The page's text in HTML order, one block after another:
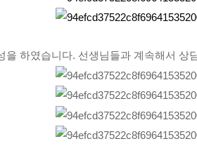
을 하였습니다. 선생님들과 계속해서